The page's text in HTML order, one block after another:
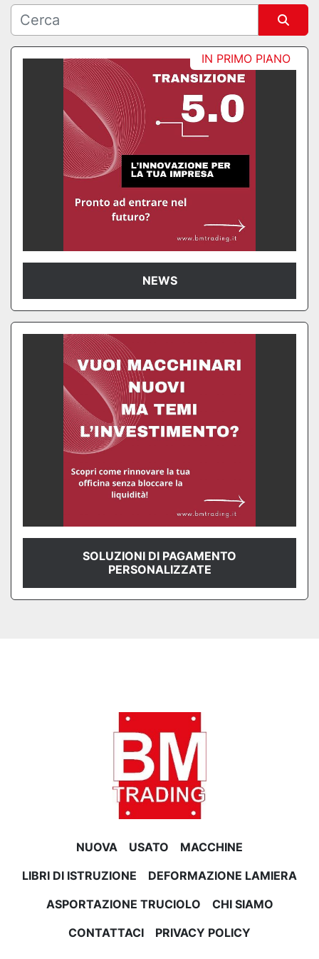
Ordina per IN PRIMO PIANO
NEWS
SOLUZIONI DI PAGAMENTO
PERSONALIZZATE
NUOVA USATO
MACCHINE
LIBRI DI ISTRUZIONE
DEFORMAZIONE LAMIERA
ASPORTAZIONE TRUCIOLO
CHI SIAMO
CONTATTACI
PRIVACY POLICY